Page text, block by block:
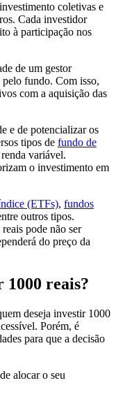
coletivas e
Cada investidor
à participação nos
de um gestor
pelo fundo. Com isso,
com a aquisição das
e de potencializar os
tipos de fundo de
variável.
o investimento em
(ETFs), fundos
outros tipos.
pode não ser
do preço da
reais?
deseja investir 1000
Porém, é
para que a decisão
alocar o seu